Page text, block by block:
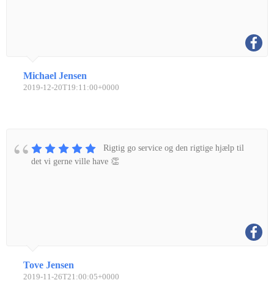
Michael Jensen
2019-12-20T19:11:00+0000
Rigtig go service og den rigtige hjælp til
det vi gerne ville have 👏
Tove Jensen
2019-11-26T21:00:05+0000